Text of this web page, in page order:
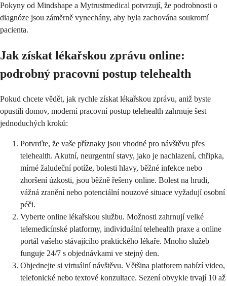
Pokyny od Mindshape a Mytrustmedical potvrzují, že podrobnosti o
diagnóze jsou záměrně vynechány, aby byla zachována soukromí
pacienta.
Jak získat lékařskou zprávu online:
podrobný pracovní postup telehealth
Pokud chcete vědět, jak rychle získat lékařskou zprávu, aniž byste
opustili domov, moderní pracovní postup telehealth zahrnuje šest
jednoduchých kroků:
Potvrďte, že vaše příznaky jsou vhodné pro návštěvu přes
telehealth. Akutní, neurgentní stavy, jako je nachlazení, chřipka,
mírné žaludeční potíže, bolesti hlavy, běžné infekce nebo
zhoršení úzkosti, jsou běžně řešeny online. Bolest na hrudi,
vážná zranění nebo potenciální nouzové situace vyžadují osobní
péči.
Vyberte online lékařskou službu. Možnosti zahrnují velké
telemedicínské platformy, individuální telehealth praxe a online
portál vašeho stávajícího praktického lékaře. Mnoho služeb
funguje 24/7 s objednávkami ve stejný den.
Objednejte si virtuální návštěvu. Většina platforem nabízí video,
telefonické nebo textové konzultace. Sezení obvykle trvají 10 až